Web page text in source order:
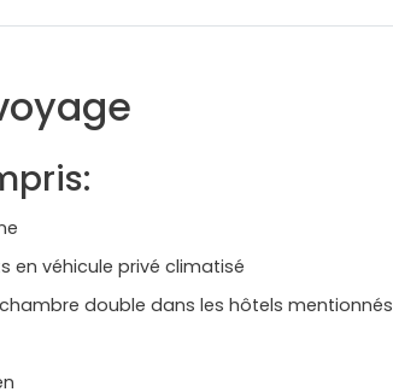
en véhicule privé climatisé
double dans les hôtels mentionnés